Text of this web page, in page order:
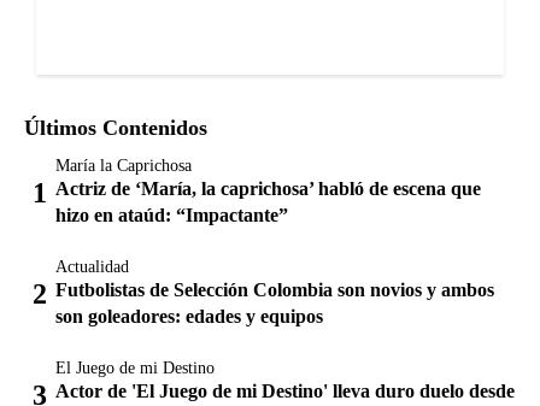
Últimos Contenidos
María la Caprichosa
Actriz de ‘María, la caprichosa’ habló de escena que
hizo en ataúd: “Impactante”
Actualidad
Futbolistas de Selección Colombia son novios y ambos
son goleadores: edades y equipos
El Juego de mi Destino
Actor de 'El Juego de mi Destino' lleva duro duelo desde